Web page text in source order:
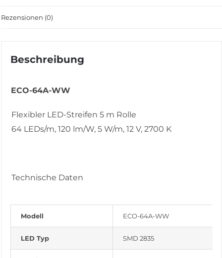
Rezensionen (0)
Beschreibung
ECO-64A-WW
Flexibler LED-Streifen 5 m Rolle
64 LEDs/m, 120 lm/W, 5 W/m, 12 V, 2700 K
Technische Daten
Modell ECO-64A-WW
LED Typ SMD 2835